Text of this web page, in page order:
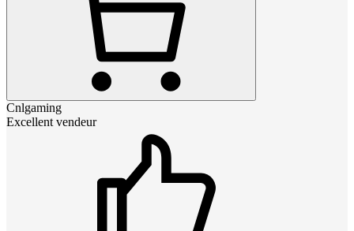
Cnlgaming
Excellent vendeur